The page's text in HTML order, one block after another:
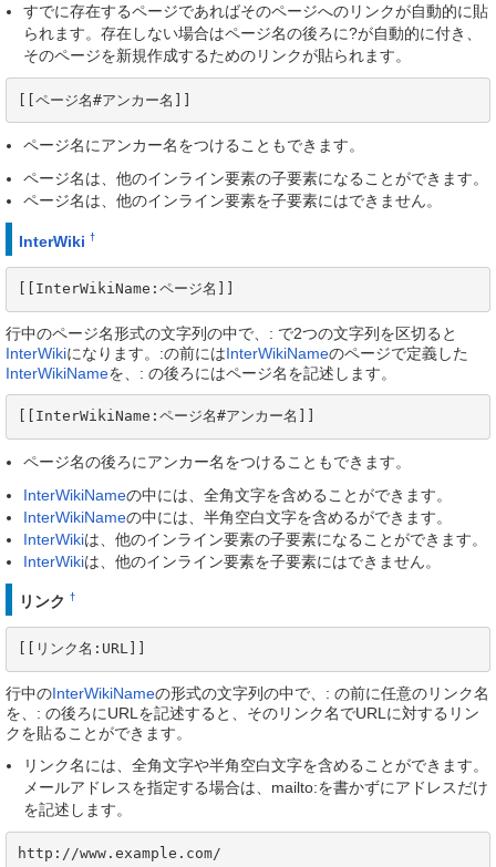
すでに存在するページであればそのページへのリンクが自動的に貼
られます。存在しない場合はページ名の後ろに?が自動的に付き、
そのページを新規作成するためのリンクが貼られます。
[[ページ名#アンカー名]]
ページ名にアンカー名をつけることもできます。
ページ名は、他のインライン要素の子要素になることができます。
ページ名は、他のインライン要素を子要素にはできません。
InterWiki †
[[InterWikiName:ページ名]]
行中のページ名形式の文字列の中で、: で2つの文字列を区切ると
InterWikiになります。:の前にはInterWikiNameのページで定義した
InterWikiNameを、: の後ろにはページ名を記述します。
[[InterWikiName:ページ名#アンカー名]]
ページ名の後ろにアンカー名をつけることもできます。
InterWikiNameの中には、全角文字を含めることができます。
InterWikiNameの中には、半角空白文字を含めるができます。
InterWikiは、他のインライン要素の子要素になることができます。
InterWikiは、他のインライン要素を子要素にはできません。
リンク †
[[リンク名:URL]]
行中のInterWikiNameの形式の文字列の中で、: の前に任意のリンク名
を、: の後ろにURLを記述すると、そのリンク名でURLに対するリン
クを貼ることができます。
リンク名には、全角文字や半角空白文字を含めることができます。
メールアドレスを指定する場合は、mailto:を書かずにアドレスだけ
を記述します。
http://www.example.com/